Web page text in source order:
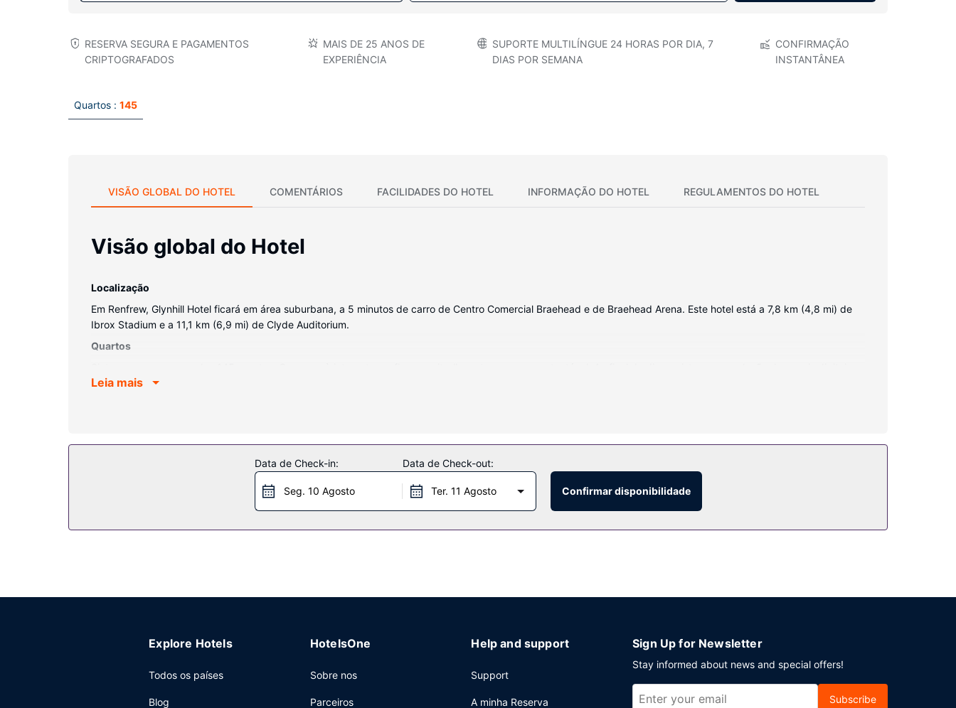
RESERVA SEGURA E PAGAMENTOS
CRIPTOGRAFADOS
MAIS DE 25 ANOS DE
EXPERIÊNCIA
SUPORTE MULTILÍNGUE 24 HORAS POR DIA, 7
DIAS POR SEMANA
CONFIRMAÇÃO
INSTANTÂNEA
Quartos : 145
VISÃO GLOBAL DO HOTEL COMENTÁRIOS FACILIDADES DO HOTEL INFORMAÇÃO DO HOTEL REGULAMENTOS DO HOTEL
Visão global do Hotel
Localização
Em Renfrew, Glynhill Hotel ficará em área suburbana, a 5 minutos de carro de Centro Comercial Braehead e de Braehead Arena. Este hotel está a 7,8 km (4,8 mi) de
Ibrox Stadium e a 11,1 km (6,9 mi) de Clyde Auditorium.
Quartos
As casas de banho têm artigos de higiene exclusivos e secadores de cabelo. As comodidades incluem ainda telefone, além de secretárias e de chaleiras elétricas.
Aproveite ainda para tomar um copo entre dois dedos de conversa num dos 2 bares/lounges. O hotel serve pequeno-almoços completos durante a semana entre as
6:30 e as 10:00 e aos fins de semana entre as 7:00 e as 10:30, mediante uma sobretaxa.
Leia mais
Data de Check-in:
Seg. 10 Agosto
Data de Check-out:
Ter. 11 Agosto Confirmar disponibilidade
Explore Hotels
Todos os países
Blog
HotelsOne
Sobre nos
Parceiros
Help and support
Support
A minha Reserva
Sign Up for Newsletter
Stay informed about news and special offers!
Subscribe